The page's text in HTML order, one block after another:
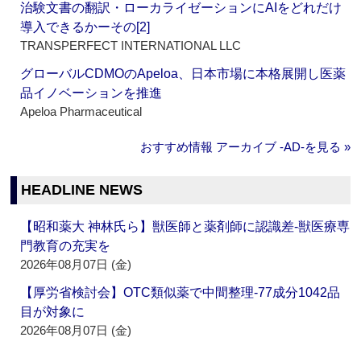
治験文書の翻訳・ローカライゼーションにAIをどれだけ
導入できるかーその[2]
TRANSPERFECT INTERNATIONAL LLC
グローバルCDMOのApeloa、日本市場に本格展開し医薬
品イノベーションを推進
Apeloa Pharmaceutical
おすすめ情報 アーカイブ ‐AD‐を見る »
HEADLINE NEWS
【昭和薬大 神林氏ら】獣医師と薬剤師に認識差‐獣医療専
門教育の充実を
2026年08月07日 (金)
【厚労省検討会】OTC類似薬で中間整理‐77成分1042品
目が対象に
2026年08月07日 (金)